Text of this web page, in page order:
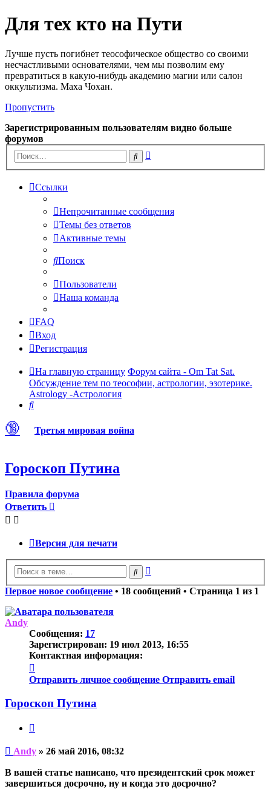
Для тех кто на Пути
Лучше пусть погибнет теософическое общество со своими
несчастливыми основателями, чем мы позволим ему
превратиться в какую-нибудь академию магии или салон
оккультизма. Маха Чохан.
Пропустить
Зарегистрированным пользователям видно больше
форумов
Поиск
Ссылки
Непрочитанные сообщения
Темы без ответов
Активные темы
Поиск
Пользователи
Наша команда
FAQ
Вход
Регистрация
На главную страницу Форум сайта - Om Tat Sat.
Обсуждение тем по теософии, астрологии, эзотерике.
Astrology -Астрология
Поиск
🔞 Третья мировая война
Гороскоп Путина
Правила форума
Ответить
Версия для печати
Поиск
Первое новое сообщение • 18 сообщений • Страница 1 из 1
Andy
Сообщения: 17
Зарегистрирован: 19 июл 2013, 16:55
Контактная информация:
информация
пользователя
Andy
Отправить личное сообщение Отправить email
Гороскоп Путина
Непрочитанное
сообщение
Andy » 26 май 2016, 08:32
В вашей статье написано, что президентский срок может
завершиться досрочно, ну и когда это досрочно?